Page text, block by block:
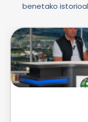
benetako